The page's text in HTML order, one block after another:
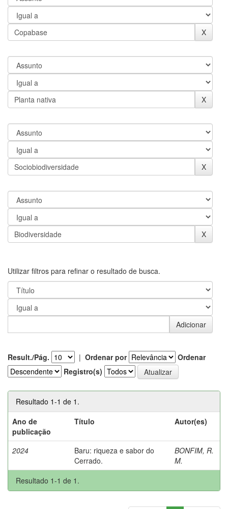
Utilizar filtros para refinar o resultado de busca.
Result./Pág. | Ordenar por
Ordenar
Registro(s)
Resultado 1-1 de 1.
Ano de
publicação
Título Autor(es)
2024
Baru: riqueza e sabor do
Cerrado.
BONFIM, R.
M.
Resultado 1-1 de 1.